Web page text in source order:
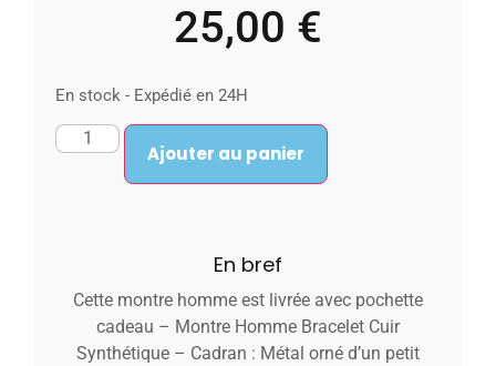
25,00 €
En stock - Expédié en 24H
Ajouter au panier
En bref
Cette montre homme est livrée avec pochette
cadeau – Montre Homme Bracelet Cuir
Synthétique – Cadran : Métal orné d’un petit